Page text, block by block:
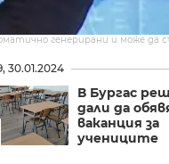
генерирани и може да
30.01.2024
В Бургас
дали да
ваканция за
учениците